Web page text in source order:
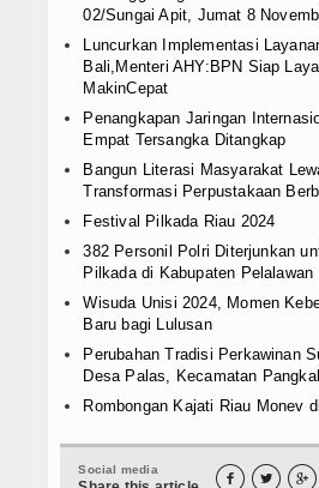
02/Sungai Apit, Jumat 8
Luncurkan Implementasi
Bali,Menteri AHY:BPN Siap
MakinCepat
Penangkapan Jaringan
Empat Tersangka Ditangkap
Bangun Literasi Masyarakat
Transformasi Perpustakaan
Festival Pilkada Riau 2024
382 Personil Polri Diterjunkan
Pilkada di Kabupaten Pelalawan
Wisuda Unisi 2024, Momen
Baru bagi Lulusan
Perubahan Tradisi Perkawinan
Desa Palas, Kecamatan
Rombongan Kajati Riau Monev
Social media
  